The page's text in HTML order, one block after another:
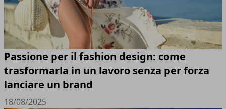
Passione per il fashion design: come
trasformarla in un lavoro senza per forza
lanciare un brand
18/08/2025